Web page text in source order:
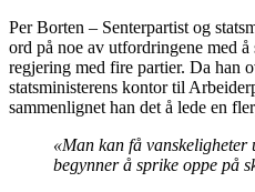
Per Borten – Senterpartist og
ord på noe av utfordringene med
regjering med fire partier. Da han
statsministerens kontor til
sammenlignet han det å lede en
«Man kan få vanskeligheter
begynner å sprike oppe på